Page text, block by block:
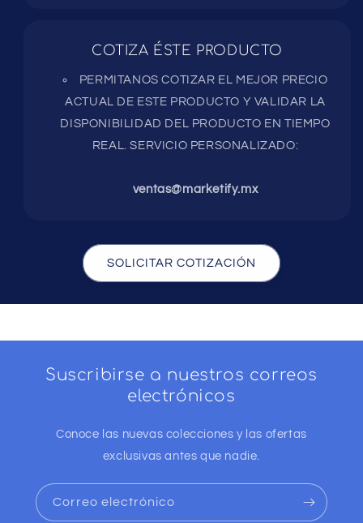
COTIZA ÉSTE PRODUCTO
PERMITANOS COTIZAR EL MEJOR PRECIO
ACTUAL DE ESTE PRODUCTO Y VALIDAR LA
DISPONIBILIDAD DEL PRODUCTO EN TIEMPO
REAL. SERVICIO PERSONALIZADO:
ventas@marketify.mx
SOLICITAR COTIZACIÓN
Suscribirse a nuestros correos
electrónicos
Conoce las nuevas colecciones y las ofertas
exclusivas antes que nadie.
Correo electrónico